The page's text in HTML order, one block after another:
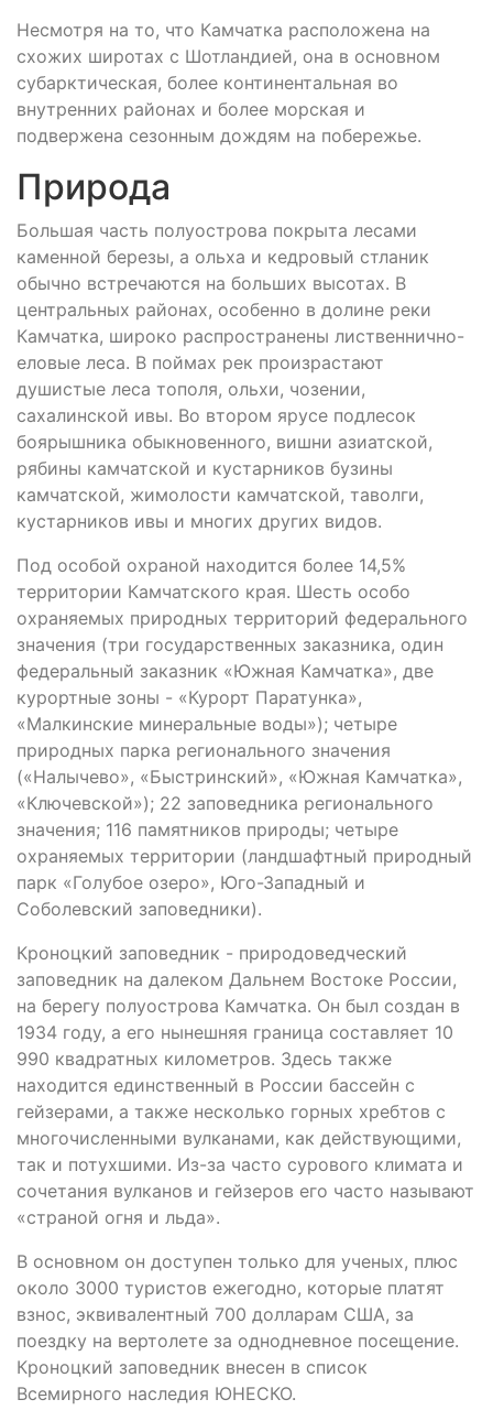
Несмотря на то, что Камчатка расположена на
схожих широтах с Шотландией, она в основном
субарктическая, более континентальная во
внутренних районах и более морская и
подвержена сезонным дождям на побережье.
Природа
Большая часть полуострова покрыта лесами
каменной березы, а ольха и кедровый стланик
обычно встречаются на больших высотах. В
центральных районах, особенно в долине реки
Камчатка, широко распространены лиственнично-
еловые леса. В поймах рек произрастают
душистые леса тополя, ольхи, чозении,
сахалинской ивы. Во втором ярусе подлесок
боярышника обыкновенного, вишни азиатской,
рябины камчатской и кустарников бузины
камчатской, жимолости камчатской, таволги,
кустарников ивы и многих других видов.
Под особой охраной находится более 14,5%
территории Камчатского края. Шесть особо
охраняемых природных территорий федерального
значения (три государственных заказника, один
федеральный заказник «Южная Камчатка», две
курортные зоны - «Курорт Паратунка»,
«Малкинские минеральные воды»); четыре
природных парка регионального значения
(«Налычево», «Быстринский», «Южная Камчатка»,
«Ключевской»); 22 заповедника регионального
значения; 116 памятников природы; четыре
охраняемых территории (ландшафтный природный
парк «Голубое озеро», Юго-Западный и
Соболевский заповедники).
Кроноцкий заповедник - природоведческий
заповедник на далеком Дальнем Востоке России,
на берегу полуострова Камчатка. Он был создан в
1934 году, а его нынешняя граница составляет 10
990 квадратных километров. Здесь также
находится единственный в России бассейн с
гейзерами, а также несколько горных хребтов с
многочисленными вулканами, как действующими,
так и потухшими. Из-за часто сурового климата и
сочетания вулканов и гейзеров его часто называют
«страной огня и льда».
В основном он доступен только для ученых, плюс
около 3000 туристов ежегодно, которые платят
взнос, эквивалентный 700 долларам США, за
поездку на вертолете за однодневное посещение.
Кроноцкий заповедник внесен в список
Всемирного наследия ЮНЕСКО.